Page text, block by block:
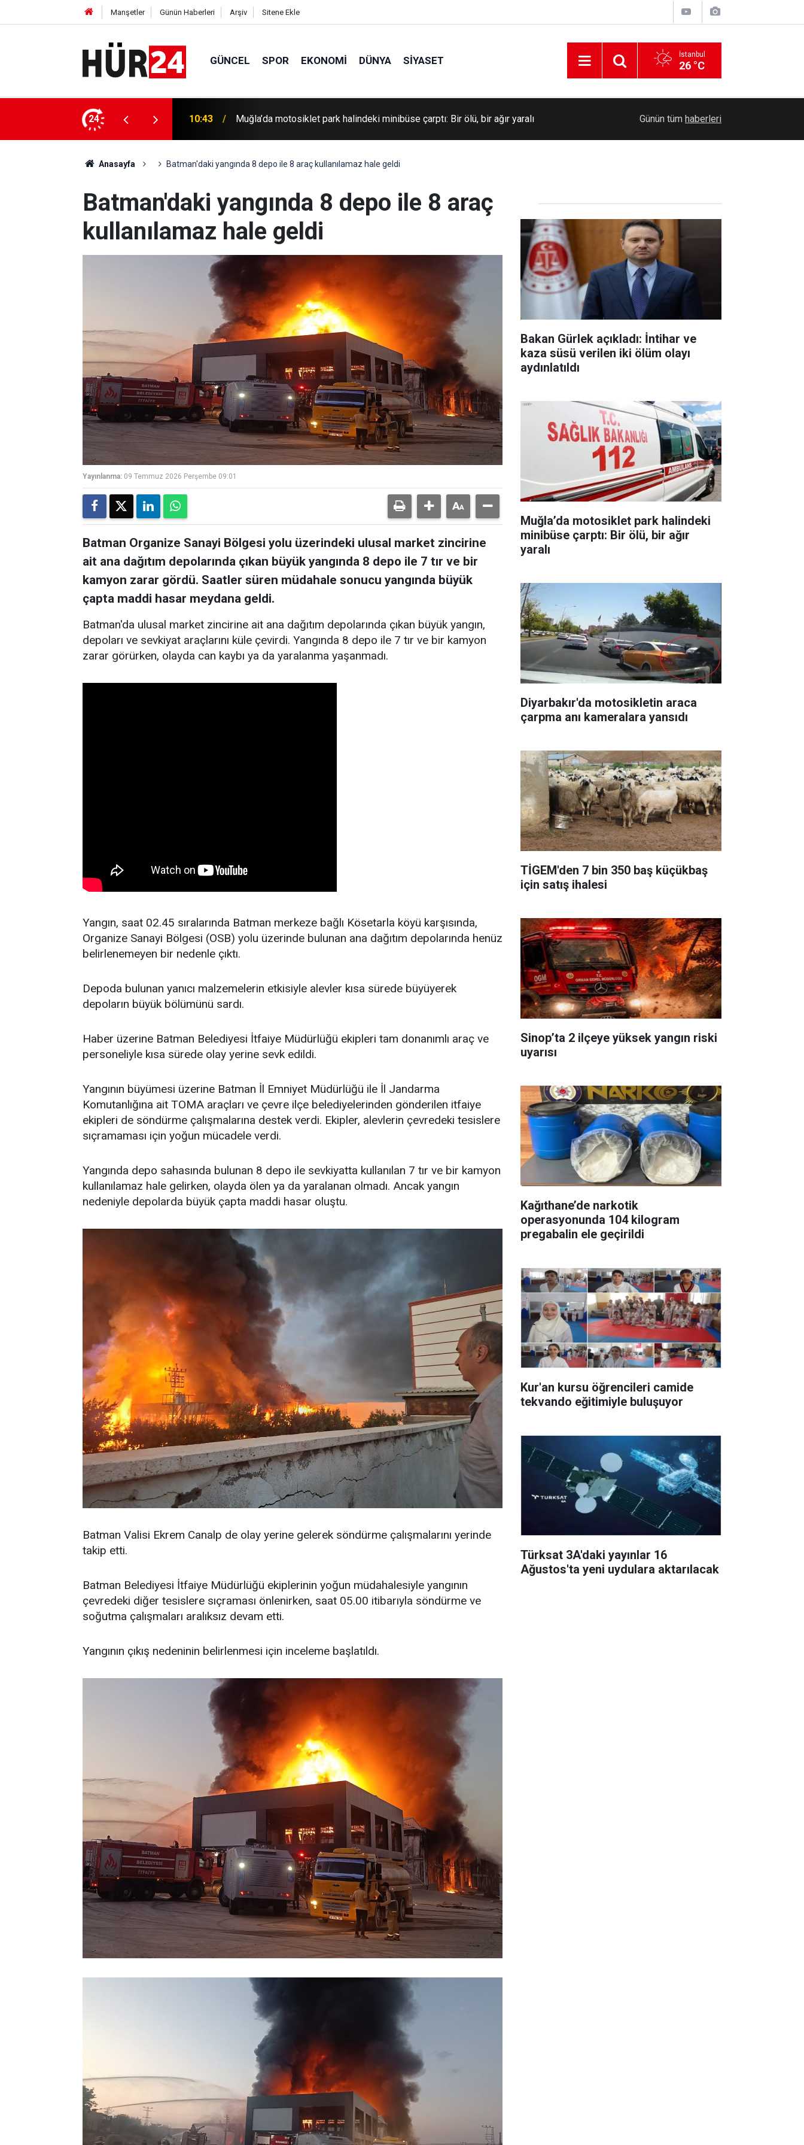
Manşetler Günün Haberleri Arşiv Sitene Ekle
GÜNCEL SPOR EKONOMI DÜNYA SIYASET İstanbul
26 °C
24
minibüse çarptı: Bir ölü, bir ağır yaralı 10:36 Rusya: Kiev'deki askeri tesislere saldırı düzenlendi Diyarbakır'da motosikletin araca çarpma anı
Günün tüm haberleri
Anasayfa Batman'daki yangında 8 depo ile 8 araç kullanılamaz hale geldi
Batman'daki yangında 8 depo ile 8 araç
kullanılamaz hale geldi
Yayınlanma: 09 Temmuz 2026 Perşembe 09:01
Batman Organize Sanayi Bölgesi yolu üzerindeki ulusal market zincirine
ait ana dağıtım depolarında çıkan büyük yangında 8 depo ile 7 tır ve bir
kamyon zarar gördü. Saatler süren müdahale sonucu yangında büyük
çapta maddi hasar meydana geldi.
Batman'da ulusal market zincirine ait ana dağıtım depolarında çıkan büyük yangın,
depoları ve sevkiyat araçlarını küle çevirdi. Yangında 8 depo ile 7 tır ve bir kamyon
zarar görürken, olayda can kaybı ya da yaralanma yaşanmadı.
Yangın, saat 02.45 sıralarında Batman merkeze bağlı Kösetarla köyü karşısında,
Organize Sanayi Bölgesi (OSB) yolu üzerinde bulunan ana dağıtım depolarında henüz
belirlenemeyen bir nedenle çıktı.
Depoda bulunan yanıcı malzemelerin etkisiyle alevler kısa sürede büyüyerek
depoların büyük bölümünü sardı.
Haber üzerine Batman Belediyesi İtfaiye Müdürlüğü ekipleri tam donanımlı araç ve
personeliyle kısa sürede olay yerine sevk edildi.
Yangının büyümesi üzerine Batman İl Emniyet Müdürlüğü ile İl Jandarma
Komutanlığına ait TOMA araçları ve çevre ilçe belediyelerinden gönderilen itfaiye
ekipleri de söndürme çalışmalarına destek verdi. Ekipler, alevlerin çevredeki tesislere
sıçramaması için yoğun mücadele verdi.
Yangında depo sahasında bulunan 8 depo ile sevkiyatta kullanılan 7 tır ve bir kamyon
kullanılamaz hale gelirken, olayda ölen ya da yaralanan olmadı. Ancak yangın
nedeniyle depolarda büyük çapta maddi hasar oluştu.
Batman Valisi Ekrem Canalp de olay yerine gelerek söndürme çalışmalarını yerinde
takip etti.
Batman Belediyesi İtfaiye Müdürlüğü ekiplerinin yoğun müdahalesiyle yangının
çevredeki diğer tesislere sıçraması önlenirken, saat 05.00 itibarıyla söndürme ve
soğutma çalışmaları aralıksız devam etti.
Yangının çıkış nedeninin belirlenmesi için inceleme başlatıldı.
Bakan Gürlek açıkladı: İntihar ve
kaza süsü verilen iki ölüm olayı
aydınlatıldı
Muğla’da motosiklet park halindeki
minibüse çarptı: Bir ölü, bir ağır
yaralı
Diyarbakır'da motosikletin araca
çarpma anı kameralara yansıdı
TİGEM'den 7 bin 350 baş küçükbaş
için satış ihalesi
Sinop’ta 2 ilçeye yüksek yangın riski
uyarısı
Kağıthane’de narkotik
operasyonunda 104 kilogram
pregabalin ele geçirildi
Kur'an kursu öğrencileri camide
tekvando eğitimiyle buluşuyor
Türksat 3A'daki yayınlar 16
Ağustos'ta yeni uydulara aktarılacak